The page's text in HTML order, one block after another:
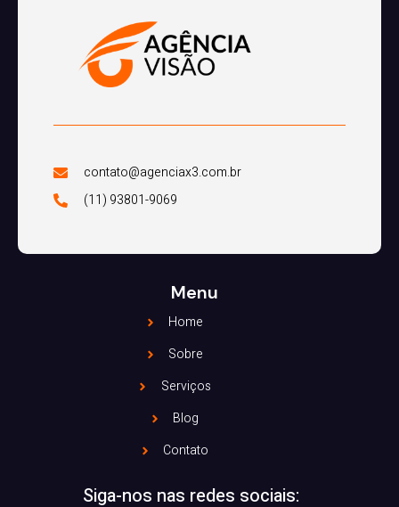
contato@agenciax3.com.br
(11) 93801-9069
Menu
Home
Sobre
Serviços
Blog
Contato
Siga-nos nas redes sociais: